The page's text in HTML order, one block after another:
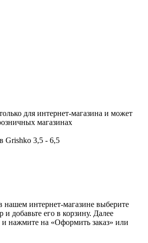
для интернет-магазина и может
магазинах
Grishko 3,5 - 6,5
нашем интернет-магазине выберите
добавьте его в корзину. Далее
нажмите на «Оформить заказ» или